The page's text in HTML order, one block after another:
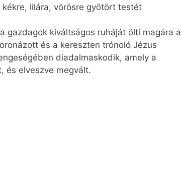
kékre, lilára, vörösre gyötört testét
gazdagok kiváltságos ruháját ölti magára a
és a kereszten trónoló Jézus
diadalmaskodik, amely a
és elveszve megvált.